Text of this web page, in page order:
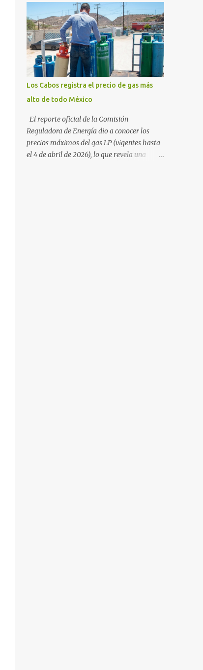
Nuevo). La Paz: 66%. Loreto: 58%. Mulegé:
54%. "Estamos viendo un fenómeno de
diversificación. Ya no solo vienen por el lujo
de Los Cabos, sino por la aut...
sudcalifornia se consolidó como la tercera
entidad con el costo de vida más elevado en
cuanto a productos de primera necesidad a
nivel nacional. Los datos correspondientes al
cierre de marzo y la primera semana de
abril revelan que adquirir el paquete de los
24 productos esenciales alcanzó un precio de
942.50 pesos en la ciudad de La Paz . Este
monto fue detectado específicamente en el
establecimiento Bodega Aurrera ubicado en
el fraccionamiento Camino Real, superando
la barrera de los 910 pesos establecida como
meta por el gobierno federal en el Paquete
Los Cabos registra el precio de gas más
alto de todo México
El reporte oficial de la Comisión
Reguladora de Energía dio a conocer los
precios máximos del gas LP (vigentes hasta
el 4 de abril de 2026), lo que revela una